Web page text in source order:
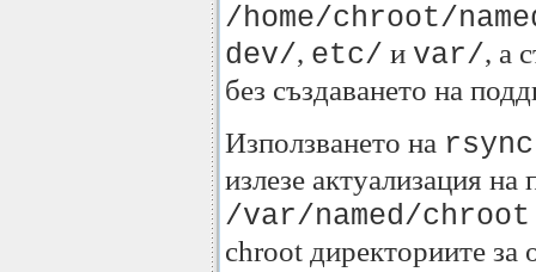
/home/chroot/
dev/, etc/ и var/, а
без създаването на
Използването на rsync
излезе актуализация
/var/named/chroot
chroot директориите за